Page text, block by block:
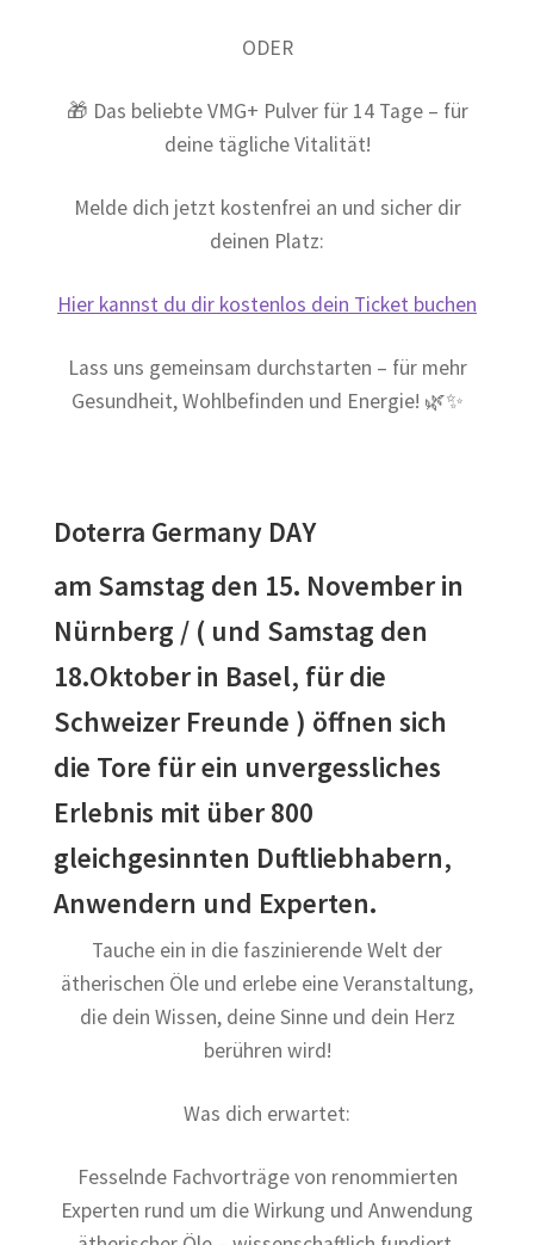
ODER
🎁 Das beliebte VMG+ Pulver für 14 Tage – für
deine tägliche Vitalität!
Melde dich jetzt kostenfrei an und sicher dir
deinen Platz:
Hier kannst du dir kostenlos dein Ticket buchen
Lass uns gemeinsam durchstarten – für mehr
Gesundheit, Wohlbefinden und Energie! 🌿✨
Doterra Germany DAY
am Samstag den 15. November in
Nürnberg / ( und Samstag den
18.Oktober in Basel, für die
Schweizer Freunde ) öffnen sich
die Tore für ein unvergessliches
Erlebnis mit über 800
gleichgesinnten Duftliebhabern,
Anwendern und Experten.
Tauche ein in die faszinierende Welt der
ätherischen Öle und erlebe eine Veranstaltung,
die dein Wissen, deine Sinne und dein Herz
berühren wird!
Was dich erwartet:
Fesselnde Fachvorträge von renommierten
Experten rund um die Wirkung und Anwendung